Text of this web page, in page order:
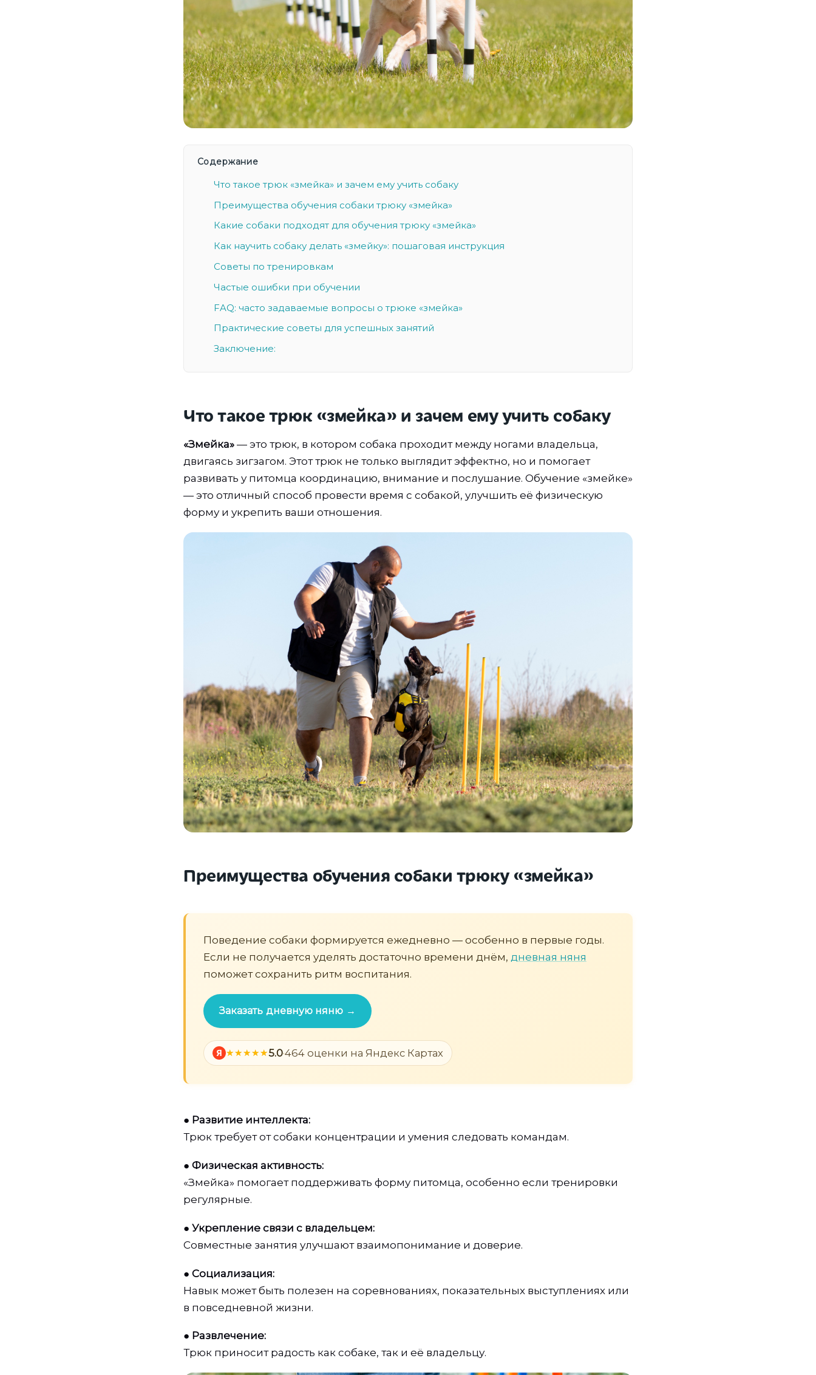
Содержание
Что такое трюк «змейка» и зачем ему учить собаку
Преимущества обучения собаки трюку «змейка»
Какие собаки подходят для обучения трюку «змейка»
Как научить собаку делать «змейку»: пошаговая инструкция
Советы по тренировкам
Частые ошибки при обучении
FAQ: часто задаваемые вопросы о трюке «змейка»
Практические советы для успешных занятий
Заключение:
Что такое трюк «змейка» и зачем ему учить собаку
«Змейка» — это трюк, в котором собака проходит между ногами владельца,
двигаясь зигзагом. Этот трюк не только выглядит эффектно, но и помогает
развивать у питомца координацию, внимание и послушание. Обучение «змейке»
— это отличный способ провести время с собакой, улучшить её физическую
форму и укрепить ваши отношения.
Преимущества обучения собаки трюку «змейка»
Поведение собаки формируется ежедневно — особенно в первые годы.
Если не получается уделять достаточно времени днём, дневная няня
поможет сохранить ритм воспитания.
Заказать дневную няню →
Я 5.0·464 оценки на Яндекс Картах
● Развитие интеллекта:
Трюк требует от собаки концентрации и умения следовать командам.
● Физическая активность:
«Змейка» помогает поддерживать форму питомца, особенно если тренировки
регулярные.
● Укрепление связи с владельцем:
Совместные занятия улучшают взаимопонимание и доверие.
● Социализация:
Навык может быть полезен на соревнованиях, показательных выступлениях или
в повседневной жизни.
● Развлечение:
Трюк приносит радость как собаке, так и её владельцу.